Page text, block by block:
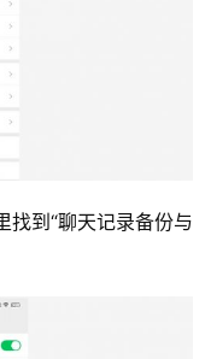
找到“聊天记录备份与